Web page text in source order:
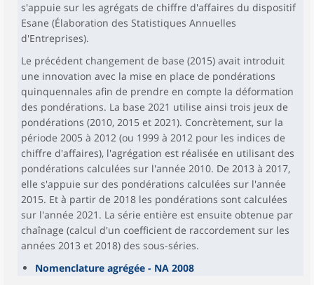
s'appuie sur les agrégats de chiffre d'affaires du dispositif
Esane (Élaboration des Statistiques Annuelles
d'Entreprises).
Le précédent changement de base (2015) avait introduit
une innovation avec la mise en place de pondérations
quinquennales afin de prendre en compte la déformation
des pondérations. La base 2021 utilise ainsi trois jeux de
pondérations (2010, 2015 et 2021). Concrètement, sur la
période 2005 à 2012 (ou 1999 à 2012 pour les indices de
chiffre d'affaires), l'agrégation est réalisée en utilisant des
pondérations calculées sur l'année 2010. De 2013 à 2017,
elle s'appuie sur des pondérations calculées sur l'année
2015. Et à partir de 2018 les pondérations sont calculées
sur l'année 2021. La série entière est ensuite obtenue par
chaînage (calcul d'un coefficient de raccordement sur les
années 2013 et 2018) des sous-séries.
Nomenclature agrégée - NA 2008